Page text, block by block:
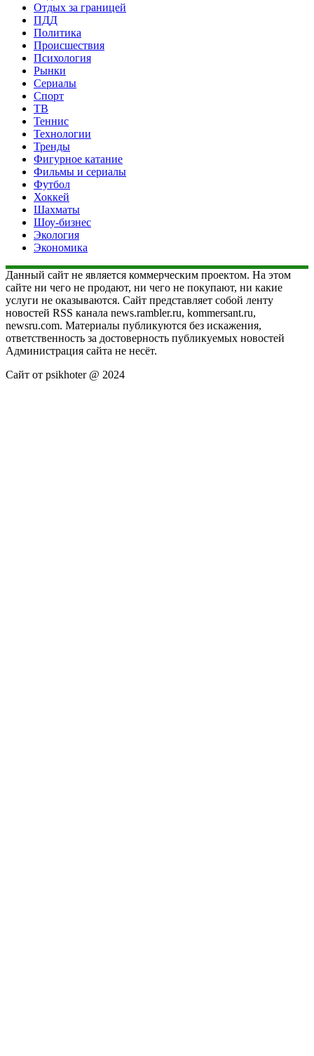
Отдых за границей
ПДД
Политика
Происшествия
Психология
Рынки
Сериалы
Спорт
ТВ
Теннис
Технологии
Тренды
Фигурное катание
Фильмы и сериалы
Футбол
Хоккей
Шахматы
Шоу-бизнес
Экология
Экономика
Данный сайт не является коммерческим проектом. На этом
сайте ни чего не продают, ни чего не покупают, ни какие
услуги не оказываются. Сайт представляет собой ленту
новостей RSS канала news.rambler.ru, kommersant.ru,
newsru.com. Материалы публикуются без искажения,
ответственность за достоверность публикуемых новостей
Администрация сайта не несёт.
Сайт от psikhoter @ 2024